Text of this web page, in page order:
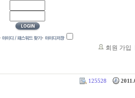
회원 가입
125528